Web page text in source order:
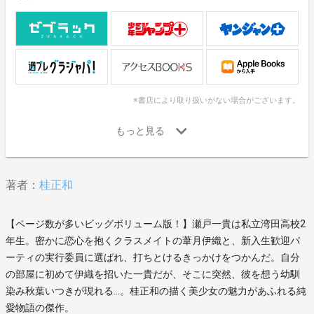
※書店により取り扱いがない場合がございます。
著者： 桂正和
【ページ数が多いビッグボリューム版！】瀬戸一貴は私立湾田高校2
年生。密かに恋心を抱くクラスメイトの葦月伊織と、新入生歓迎パ
ーティの実行委員に選ばれ、打ちとけるきっかけをつかんだ。自分
の部屋に初めて伊織を招いた一貴だが、そこに突然、彼を想う幼馴
染み秋葉いつきが現れる…。桂正和の描く美少女の魅力があふれる純
愛物語の傑作。